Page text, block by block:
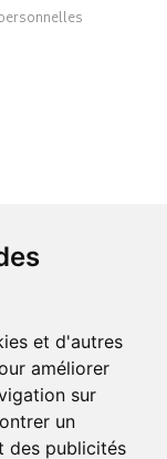
et d'autres
améliorer
sur
un
des publicités